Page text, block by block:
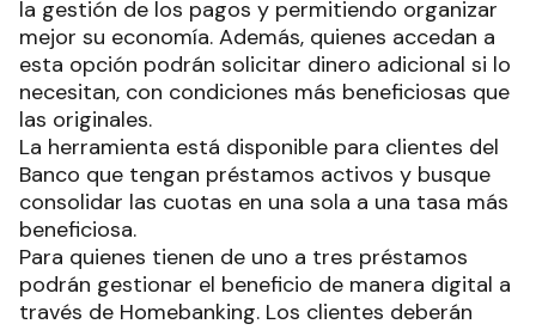
la gestión de los pagos y permitiendo organizar
mejor su economía. Además, quienes accedan a
esta opción podrán solicitar dinero adicional si lo
necesitan, con condiciones más beneficiosas que
las originales.
La herramienta está disponible para clientes del
Banco que tengan préstamos activos y busque
consolidar las cuotas en una sola a una tasa más
beneficiosa.
Para quienes tienen de uno a tres préstamos
podrán gestionar el beneficio de manera digital a
través de Homebanking. Los clientes deberán